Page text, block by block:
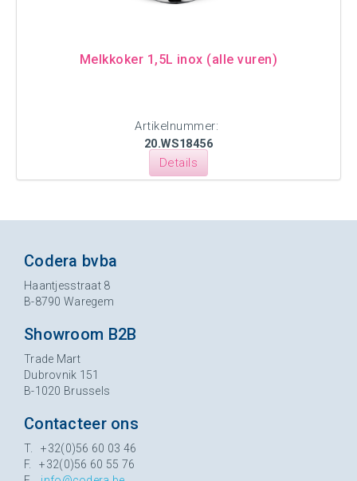
Melkkoker 1,5L inox (alle vuren)
Artikelnummer:
20.WS18456
Details
Codera bvba
Haantjesstraat 8
B-8790 Waregem
Showroom B2B
Trade Mart
Dubrovnik 151
B-1020 Brussels
Contacteer ons
T. +32(0)56 60 03 46
F. +32(0)56 60 55 76